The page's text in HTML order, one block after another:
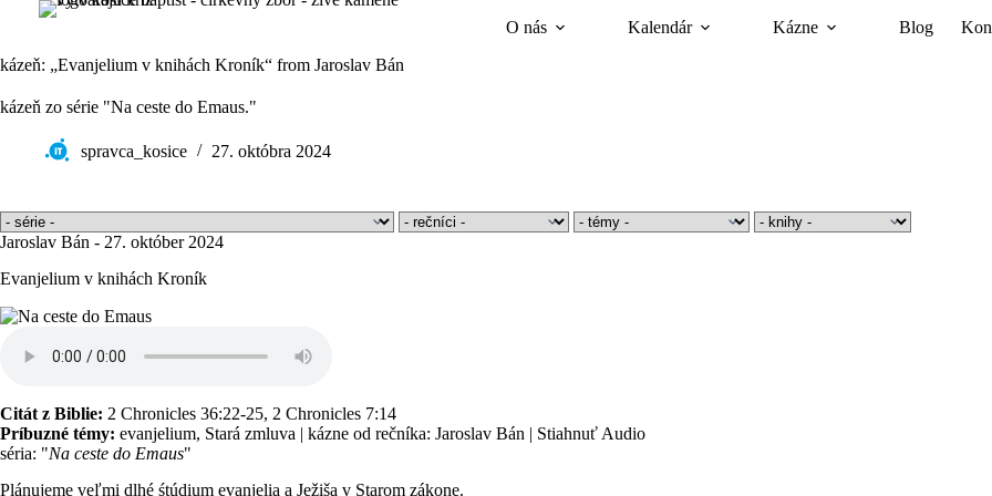
Skip to content
O nás
Kalendár Kázne Blog
kázeň: „Evanjelium v knihách Kroník“ from Jaroslav Bán
kázeň zo série "Na ceste do Emaus."
spravca_kosice 27. októbra 2024
Jaroslav Bán - 27. október 2024
Evanjelium v knihách Kroník
Citát z Biblie: 2 Chronicles 36:22-25, 2 Chronicles 7:14
Príbuzné témy: evanjelium, Stará zmluva | kázne od rečníka: Jaroslav Bán | Stiahnuť Audio
séria: "Na ceste do Emaus"
Plánujeme veľmi dlhé śtúdium evanjelia a Ježiša v Starom zákone.